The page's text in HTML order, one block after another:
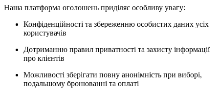
Наша платформа оголошень приділяє особливу увагу:
Конфіденційності та збереженню особистих даних усіх
користувачів
Дотриманню правил приватності та захисту інформації
про клієнтів
Можливості зберігати повну анонімність при виборі,
подальшому бронюванні та оплаті